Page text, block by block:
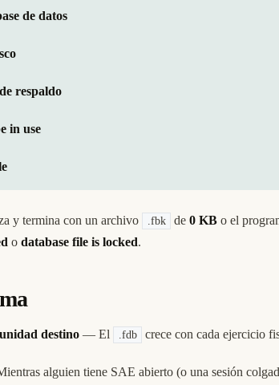
de datos
respaldo
in use
y termina con un archivo .fbk de0 KB o el
o database file is locked.
destino — El .fdb crece con cada ejercicio
alguien tiene SAE abierto (o una sesión